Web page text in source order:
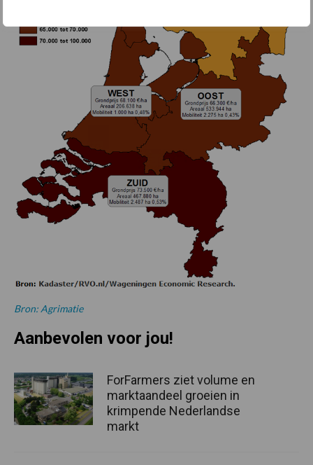
Bron: Agrimatie
Aanbevolen voor jou!
ForFarmers ziet volume en
marktaandeel groeien in
krimpende Nederlandse
markt